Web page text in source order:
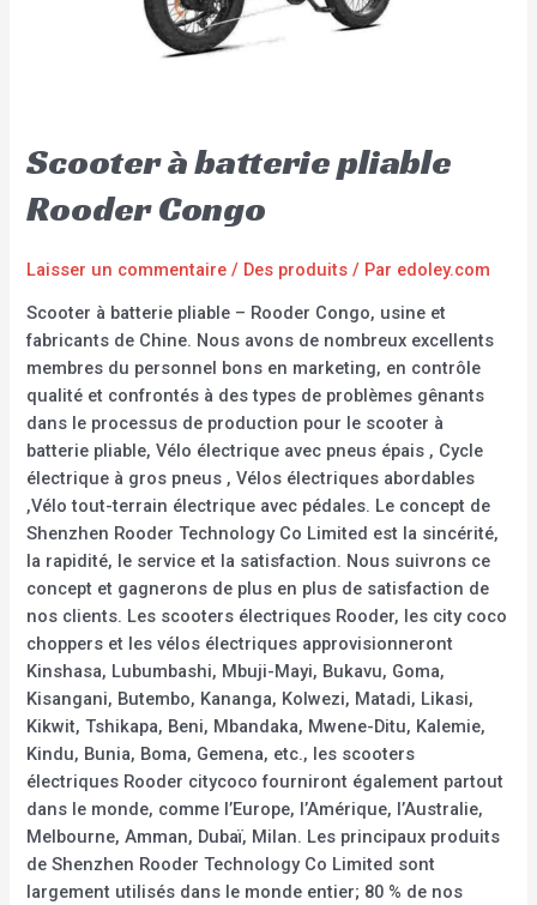
Scooter à batterie pliable
Rooder Congo
Laisser un commentaire / Des produits / Par edoley.com
Scooter à batterie pliable – Rooder Congo, usine et
fabricants de Chine. Nous avons de nombreux excellents
membres du personnel bons en marketing, en contrôle
qualité et confrontés à des types de problèmes gênants
dans le processus de production pour le scooter à
batterie pliable, Vélo électrique avec pneus épais , Cycle
électrique à gros pneus , Vélos électriques abordables
,Vélo tout-terrain électrique avec pédales. Le concept de
Shenzhen Rooder Technology Co Limited est la sincérité,
la rapidité, le service et la satisfaction. Nous suivrons ce
concept et gagnerons de plus en plus de satisfaction de
nos clients. Les scooters électriques Rooder, les city coco
choppers et les vélos électriques approvisionneront
Kinshasa, Lubumbashi, Mbuji-Mayi, Bukavu, Goma,
Kisangani, Butembo, Kananga, Kolwezi, Matadi, Likasi,
Kikwit, Tshikapa, Beni, Mbandaka, Mwene-Ditu, Kalemie,
Kindu, Bunia, Boma, Gemena, etc., les scooters
électriques Rooder citycoco fourniront également partout
dans le monde, comme l’Europe, l’Amérique, l’Australie,
Melbourne, Amman, Dubaï, Milan. Les principaux produits
de Shenzhen Rooder Technology Co Limited sont
largement utilisés dans le monde entier; 80 % de nos